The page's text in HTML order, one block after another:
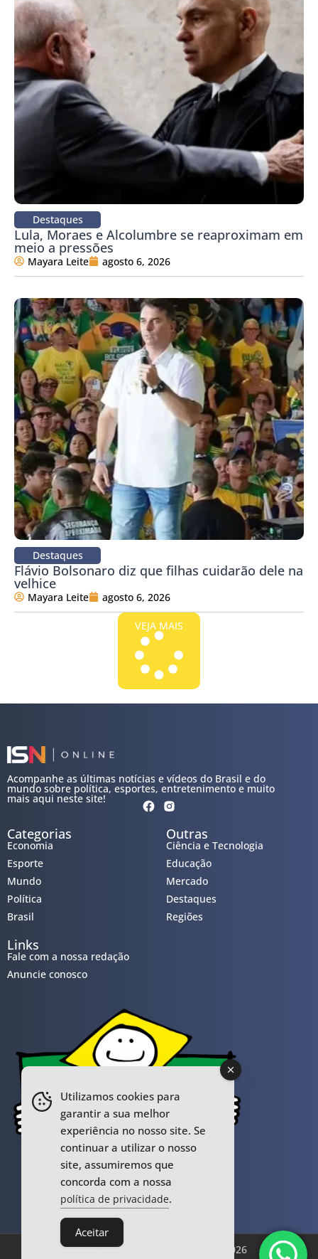
Destaques
Lula, Moraes e Alcolumbre se reaproximam em
meio a pressões
Mayara Leite agosto 6, 2026
Destaques
Flávio Bolsonaro diz que filhas cuidarão dele na
velhice
Mayara Leite agosto 6, 2026
VEJA MAIS
Acompanhe as últimas notícias e vídeos do Brasil e do
mundo sobre política, esportes, entretenimento e muito
mais aqui neste site!
Categorias
Economia
Esporte
Mundo
Política
Brasil
Outras
Ciência e Tecnologia
Educação
Mercado
Destaques
Regiões
Links
Fale com a nossa redação
Anuncie conosco
Todos os Direitos Reservados © 2026
Utilizamos cookies para
garantir a sua melhor
experiência no nosso site. Se
continuar a utilizar o nosso
site, assumiremos que
concorda com a nossa
política de privacidade.
Aceitar